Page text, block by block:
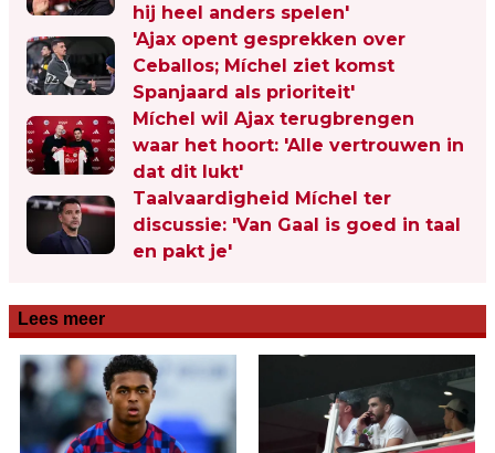
hij heel anders spelen'
'Ajax opent gesprekken over
Ceballos; Míchel ziet komst
Spanjaard als prioriteit'
Míchel wil Ajax terugbrengen
waar het hoort: 'Alle vertrouwen in
dat dit lukt'
Taalvaardigheid Míchel ter
discussie: 'Van Gaal is goed in taal
en pakt je'